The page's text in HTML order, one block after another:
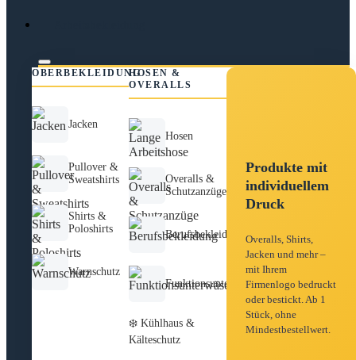
OBERBEKLEIDUNG
Jacken
Pullover &
Sweatshirts
Shirts &
Poloshirts
Warnschutz
HOSEN &
OVERALLS
Hosen
Overalls &
Schutzanzüge
Berufsbekleidung
Funktionsunterwäsche
❄️ Kühlhaus &
Kälteschutz
Produkte mit
individuellem
Druck
Overalls, Shirts,
Jacken und mehr –
mit Ihrem
Firmenlogo bedruckt
oder bestickt. Ab 1
Stück, ohne
Mindestbestellwert.